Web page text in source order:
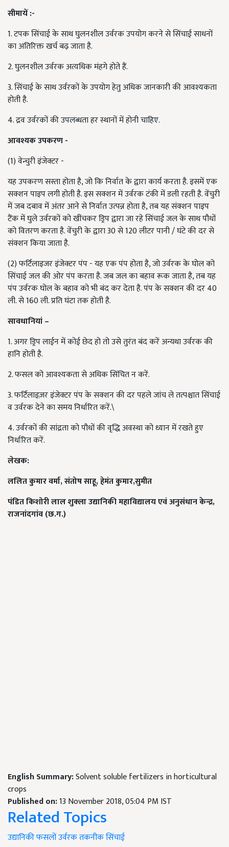
सीमायें :-
1. टपक सिंचाई के साथ घुलनशील उर्वरक उपयोग करने से सिंचाई साधनों
का अतिरिक्त खर्च बढ़ जाता है.
2. घुलनशील उर्वरक अत्यधिक मंहगे होते हैं.
3. सिंचाई के साथ उर्वरकों के उपयोग हेतु अधिक जानकारी की आवश्यकता
होती है.
4. द्रव उर्वरकों की उपलब्धता हर स्थानों में होनी चाहिए.
आवश्यक उपकरण -
(1) वेन्चुरी इंजेक्टर -
यह उपकरण सस्ता होता है, जो कि निर्वात के द्वारा कार्य करता है. इसमें एक
सक्शन पाइप लगी होती है. इस सक्शन में उर्वरक टंकी में डली रहती है. वेंचुरी
में जब दबाव में अंतर आने से निर्वात उत्पन्न होता है, तब यह संक्शन पाइप
टैंक में घुले उर्वरकों को खींचकर ड्रिप द्वारा जा रहे सिंचाई जल के साथ पौधों
को वितरण करता है. वेंचुरी के द्वारा 30 से 120 लीटर पानी / घंटे की दर से
संक्शन किया जाता है.
(2) फर्टिलाइजर इंजेक्टर पंप - यह एक पंप होता है, जो उर्वरक के घोल को
सिंचाई जल की ओर पंप करता है. जब जल का बहाव रूक जाता है, तब यह
पंप उर्वरक घोल के बहाव को भी बंद कर देता है. पंप के सक्शन की दर 40
ली. से 160 ली. प्रति घंटा तक होती है.
सावधानियां –
1. अगर ड्रिप लाईन में कोई छेद हो तो उसे तुरंत बंद करें अन्यथा उर्वरक की
हानि होती है.
2. फसल को आवश्यकता से अधिक सिंचित न करें.
3. फर्टिलाइज़र इंजेक्टर पंप के सक्शन की दर पहले जांच ले तत्पश्चात सिंचाई
व उर्वरक देने का समय निर्धारित करें.\
4. उर्वरकों की सांद्रता को पौधों की वृद्धि अवस्था को ध्यान में रखते हुए
निर्धारित करें.
लेखक:
ललित कुमार वर्मा,संतोष साहू,हेमंत कुमार,सुमीत
पंडित किशोरी लाल शुक्ला उद्यानिकी महाविद्यालय एवं अनुसंधान केन्द्र,
राजनांदगांव (छ.ग.)
English Summary:Solvent soluble fertilizers in horticultural
crops
Published on:13 November 2018, 05:04 PM IST
Related Topics
उद्यानिकीफसलोंउर्वरकतकनीकसिंचाई